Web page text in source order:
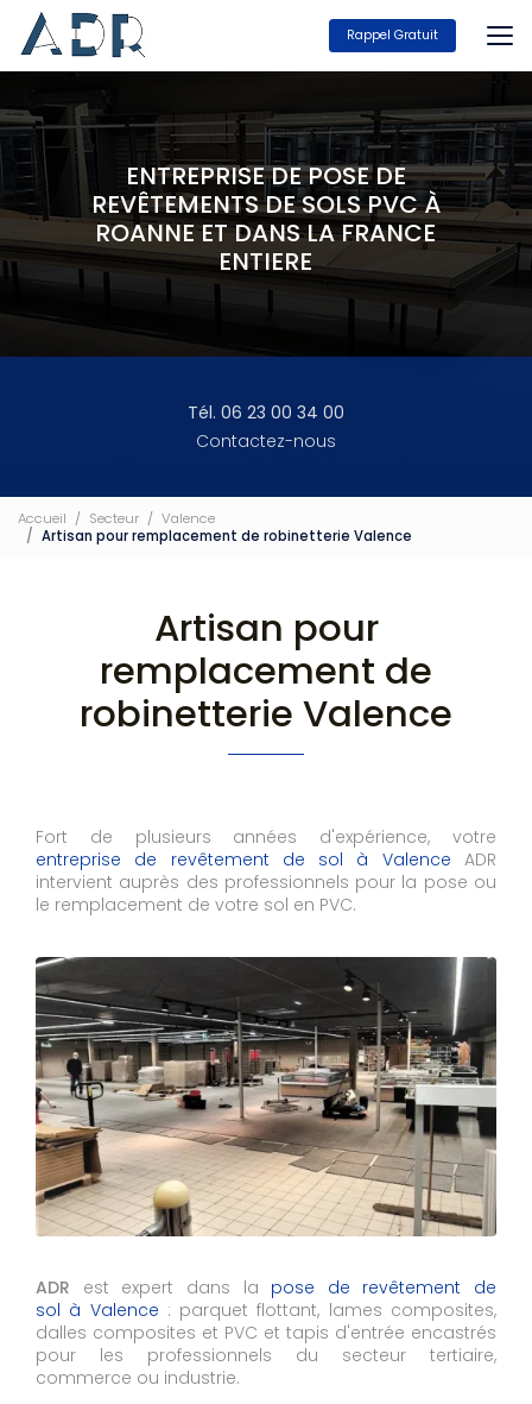
contenu
principal
Rappel Gratuit
ENTREPRISE DE POSE DE
REVÊTEMENTS DE SOLS PVC À
ROANNE ET DANS LA FRANCE
ENTIERE
Tél. 06 23 00 34 00
Contactez-nous
Accueil Secteur
Valence
Artisan pour remplacement de robinetterie Valence
Artisan pour
remplacement de
robinetterie Valence
Fort de plusieurs années d'expérience, votre
entreprise de revêtement de sol à Valence ADR
intervient auprès des professionnels pour la pose ou
le remplacement de votre sol en PVC.
ADR est expert dans la pose de revêtement de
sol à Valence : parquet flottant, lames composites,
dalles composites et PVC et tapis d'entrée encastrés
pour les professionnels du secteur tertiaire,
commerce ou industrie.